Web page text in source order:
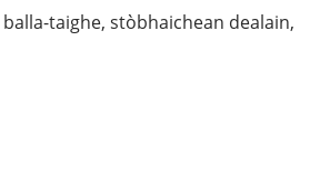
taighe, stòbhaichean dealain,